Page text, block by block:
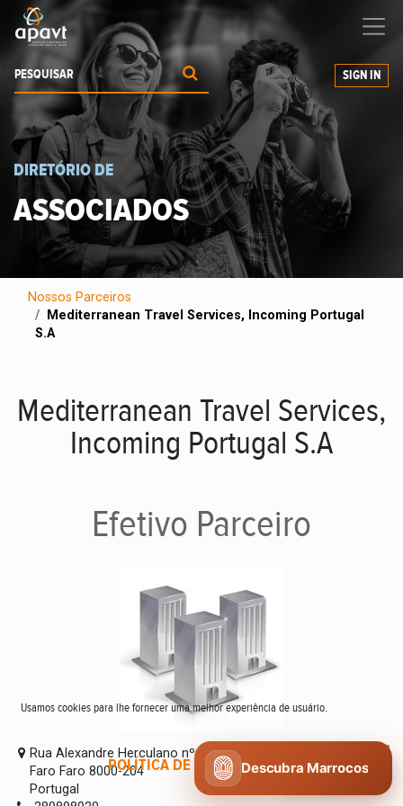
a expandir os seus negócios
SIGN IN
DIRETÓRIO DE
ASSOCIADOS
Nossos Parceiros
Mediterranean Travel Services, Incoming Portugal
S.A
Mediterranean Travel Services,
Incoming Portugal S.A
Efetivo Parceiro
Rua Alexandre Herculano nº 9
Faro Faro 8000-204
Portugal
Usamos cookies para lhe fornecer uma melhor experiência de usuário.
POLÍTICA DE COOKIES CONCORDO
Descubra Marrocos